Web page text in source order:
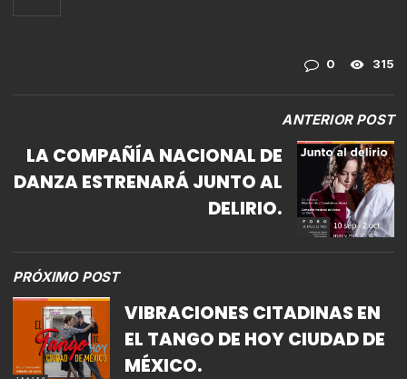
0 315
ANTERIOR POST
LA COMPAÑÍA NACIONAL DE
DANZA ESTRENARÁ JUNTO AL
DELIRIO.
PRÓXIMO POST
VIBRACIONES CITADINAS EN
EL TANGO DE HOY CIUDAD DE
MÉXICO.